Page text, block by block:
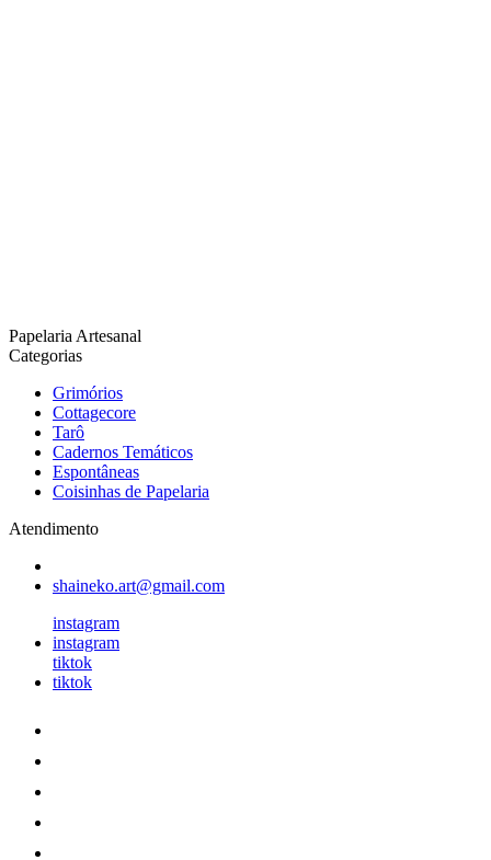
Papelaria Artesanal
Categorias
Grimórios
Cottagecore
Tarô
Cadernos Temáticos
Espontâneas
Coisinhas de Papelaria
Atendimento
shaineko.art@gmail.com
instagram
instagram
tiktok
tiktok